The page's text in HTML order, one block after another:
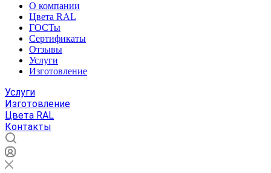
О компании
Цвета RAL
ГОСТы
Сертификаты
Отзывы
Услуги
Изготовление
Услуги
Изготовление
Цвета RAL
Контакты